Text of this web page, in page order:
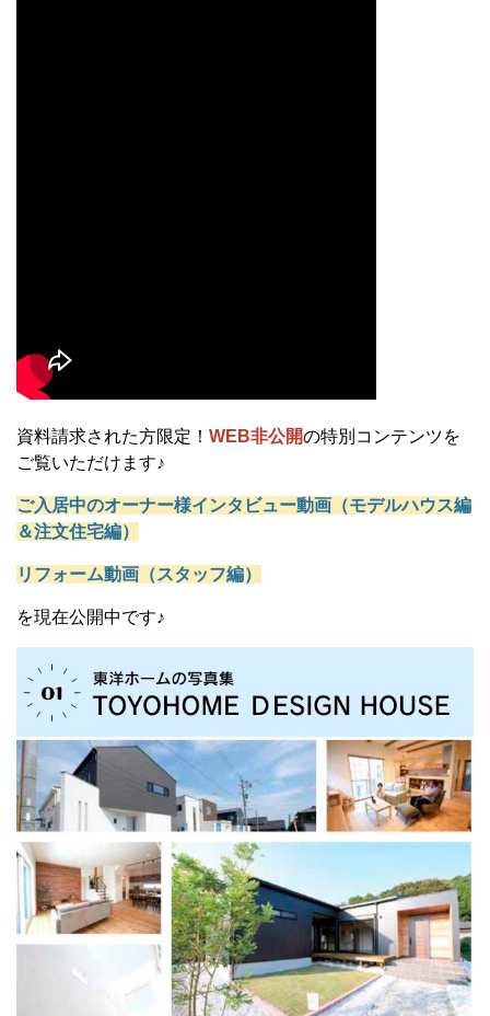
資料請求された方限定！ WEB非公開の特別コンテンツを
ご覧いただけます♪
ご入居中のオーナー様インタビュー動画（モデルハウス編
＆注文住宅編）
リフォーム動画（スタッフ編）
を現在公開中です♪